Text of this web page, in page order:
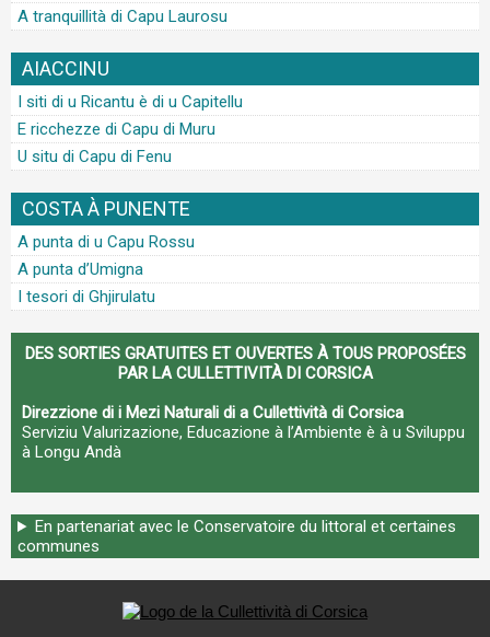
A tranquillità di Capu Laurosu
AIACCINU
I siti di u Ricantu è di u Capitellu
E ricchezze di Capu di Muru
U situ di Capu di Fenu
COSTA À PUNENTE
A punta di u Capu Rossu
A punta d’Umigna
I tesori di Ghjirulatu
DES SORTIES GRATUITES ET OUVERTES À TOUS PROPOSÉES
PAR LA CULLETTIVITÀ DI CORSICA
Direzzione di i Mezi Naturali di a Cullettività di Corsica
Serviziu Valurizazione, Educazione à l’Ambiente è à u Sviluppu
à Longu Andà
En partenariat avec le Conservatoire du littoral et certaines
communes